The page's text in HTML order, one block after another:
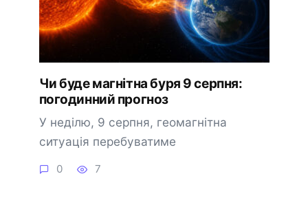
Чи буде магнітна буря 9 серпня:
погодинний прогноз
У неділю, 9 серпня, геомагнітна
ситуація перебуватиме
0 7